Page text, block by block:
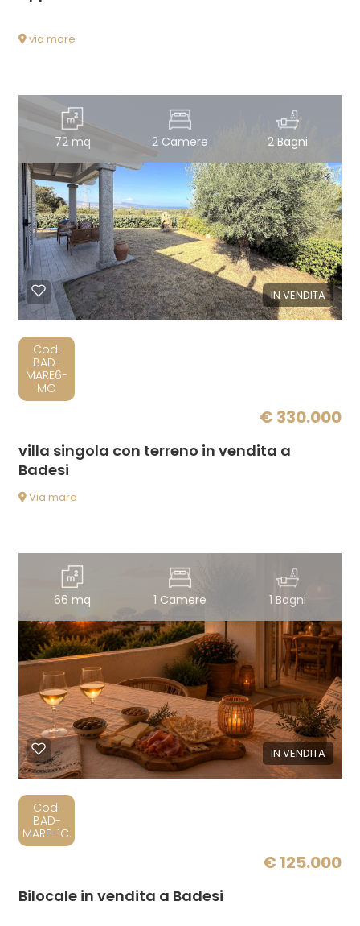
via mare
72 mq 2 Camere 2 Bagni
IN VENDITA
Cod.
BAD-
MARE6-
MO
€ 330.000
villa singola con terreno in vendita a
Badesi
Via mare
66 mq 1 Camere 1 Bagni
IN VENDITA
Cod.
BAD-
MARE-1C.
€ 125.000
Bilocale in vendita a Badesi